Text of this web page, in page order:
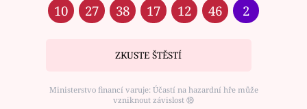
10 27 38 17 12 46 2
ZKUSTE ŠTĚSTÍ
Ministerstvo financí varuje: Účastí na hazardní hře může
vzniknout závislost ⑱